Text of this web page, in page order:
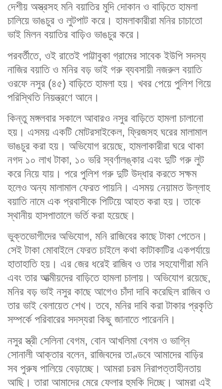
দেশীয় অস্ত্রসহ মনি বয়াতির মুদি দোকান ও বাড়িতে হামলা
চালিয়ে ভাঙচুর ও লুটপাট করে। হামলাকারীরা মনির চাচাতো
ভাই মিলন বয়াতির বাড়িও ভাঙচুর করে।
পরবর্তীতে, ওই রাতেই পাট্টাবুকা গ্রামের সাবেক ইউপি সদস্য
নাজির বয়াতি ও মনির বড় ভাই গরু ব্যবসায়ী নজরুল বয়াতি
ওরফে নসুর (৪৫) বাড়িতে হামলা হয়। খবর পেয়ে পুলিশ গিয়ে
পরিস্থিতি নিয়ন্ত্রণে আনে।
কিন্তু মঙ্গলবার সকালে আবারও নসুর বাড়িতে হামলা চালানো
হয়। এসময় একটি মোটরসাইকেল, ফ্রিজসহ ঘরের মালামাল
ভাঙচুর করা হয়। অভিযোগ রয়েছে, হামলাকারীরা ঘরে থাকা
নগদ ১০ লাখ টাকা, ১০ ভরি স্বর্ণালঙ্কার এবং দুটি গরু লুট
করে নিয়ে যায়। পরে পুলিশ গরু দুটি উদ্ধার করতে সক্ষম
হলেও অন্য মালামাল ফেরত পায়নি। এসময় নেয়ামত উল্লাহ
বয়াতি নামে এক প্রবাসীকে পিটিয়ে আহত করা হয়। তাকে
স্থানীয় হাসপাতালে ভর্তি করা হয়েছে।
ভুক্তভোগীদের অভিযোগ, মনি রাজিবের কাছে টাকা পেতেন।
সেই টাকা মোবাইলে ফেরত চাইলে কথা কাটাকাটির একপর্যায়ে
হাতাহাতি হয়। এর জের ধরেই রাজিব ও তার সহযোগীরা মনি
এবং তার আত্মীয়দের বাড়িতে হামলা চালায়। অভিযোগ রয়েছে,
মনির বড় ভাই নসুর কাছে আগেও চাঁদা দাবি করেছিল রাজিব ও
তার ভাই বেলায়েত শেখ। তবে, মনির দাবি করা টাকার প্রকৃতি
সম্পর্কে পরিবারের সদস্যরা কিছু জানাতে পারেননি।
নসুর স্ত্রী সেলিনা বেগম, বোন আখলিমা বেগম ও ভাগ্নি
সোনালী আক্তার বলেন, রাজিবদের তাণ্ডবে আমাদের বাড়ির
সব পুরুষ পালিয়ে বেড়াচ্ছে। আমরা চরম নিরাপত্তাহীনতায়
আছি। তারা আমাদের মেরে ফেলার হুমকি দিচ্ছে। আমরা এই